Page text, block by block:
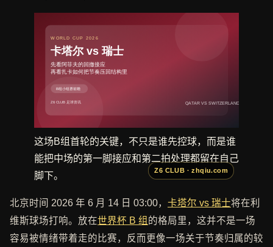
这场B组首轮的关键，不只是谁先控球，而是谁
能把中场的第一脚接应和第二拍处理都留在自己
脚下。
北京时间 2026 年 6 月 14 日 03:00， 卡塔尔 vs 瑞士将在利
维斯球场打响。放在世界杯 B 组 的格局里，这并不是一场
容易被情绪带着走的比赛，反而更像一场关于节奏归属的较